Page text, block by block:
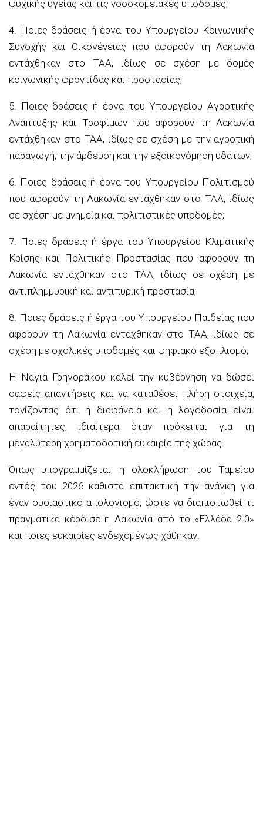
ψυχικής υγείας και τις νοσοκομειακές υποδομές;
4. Ποιες δράσεις ή έργα του Υπουργείου Κοινωνικής
Συνοχής και Οικογένειας που αφορούν τη Λακωνία
εντάχθηκαν στο ΤΑΑ, ιδίως σε σχέση με δομές
κοινωνικής φροντίδας και προστασίας;
5. Ποιες δράσεις ή έργα του Υπουργείου Αγροτικής
Ανάπτυξης και Τροφίμων που αφορούν τη Λακωνία
εντάχθηκαν στο ΤΑΑ, ιδίως σε σχέση με την αγροτική
παραγωγή, την άρδευση και την εξοικονόμηση υδάτων;
6. Ποιες δράσεις ή έργα του Υπουργείου Πολιτισμού
που αφορούν τη Λακωνία εντάχθηκαν στο ΤΑΑ, ιδίως
σε σχέση με μνημεία και πολιτιστικές υποδομές;
7. Ποιες δράσεις ή έργα του Υπουργείου Κλιματικής
Κρίσης και Πολιτικής Προστασίας που αφορούν τη
Λακωνία εντάχθηκαν στο ΤΑΑ, ιδίως σε σχέση με
αντιπλημμυρική και αντιπυρική προστασία;
8. Ποιες δράσεις ή έργα του Υπουργείου Παιδείας που
αφορούν τη Λακωνία εντάχθηκαν στο ΤΑΑ, ιδίως σε
σχέση με σχολικές υποδομές και ψηφιακό εξοπλισμό;
Η Νάγια Γρηγοράκου καλεί την κυβέρνηση να δώσει
σαφείς απαντήσεις και να καταθέσει πλήρη στοιχεία,
τονίζοντας ότι η διαφάνεια και η λογοδοσία είναι
απαραίτητες, ιδιαίτερα όταν πρόκειται για τη
μεγαλύτερη χρηματοδοτική ευκαιρία της χώρας.
Όπως υπογραμμίζεται, η ολοκλήρωση του Ταμείου
εντός του 2026 καθιστά επιτακτική την ανάγκη για
έναν ουσιαστικό απολογισμό, ώστε να διαπιστωθεί τι
πραγματικά κέρδισε η Λακωνία από το «Ελλάδα 2.0»
και ποιες ευκαιρίες ενδεχομένως χάθηκαν.